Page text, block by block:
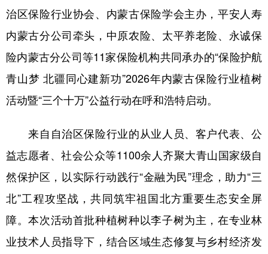
法律 中央文件 金融 汽车
食品 人居 信息化 数字经济
学术中国 乡村振兴 银龄 溯源中国
城市 旅游 能源
彩票 娱乐 时尚 悦读
公益 一带一路 亚太网 上市公司
文化产业
地方频道
治区保险行业协会、内蒙古保险学会主办，平安人寿
内蒙古分公司牵头 ，中原农险、太平养老险、永诚保
险内蒙古分公司等11家保险机构共同承办的“保险护航
青山梦 北疆同心建新功”2026年内蒙古保险行业植树
活动暨“三个十万”公益行动在呼和浩特启动。
来自 自治区保险行业的从业人员、客户代表、公
益志愿者、社会公众等1100余人齐聚大青山国家级自
然保护区，以实际行动践行“金融为民”理念，助力“三
北”工程攻坚战，共同筑牢祖国北方重要生态安全屏
障。本次活动首批种植树种以李子树为主 ，在专业林
业技术人员指导下，结合区域生态修复与乡村经济发